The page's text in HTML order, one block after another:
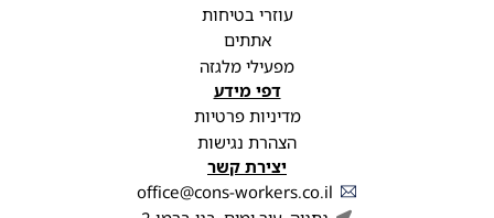
עוזרי בטיחות
אתתים
מפעילי מלגזה
דפי מידע
מדיניות פרטיות
הצהרת נגישות
יצירת קשר
office@cons-workers.co.il